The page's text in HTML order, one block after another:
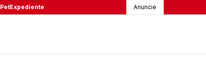
PetExpediente Anuncie